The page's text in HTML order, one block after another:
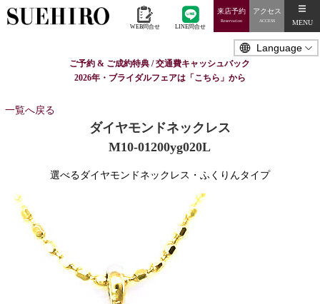
WEB問合せ LINE問合せ
来店予約
Reservation
アクセス
ACCESS MENU
ご予約 & ご成約特典 / 交通費キャッシュバック
2026年・ブライダルフェアは「こちら」から
一覧へ戻る
ダイヤモンドネックレス
M10-01200yg020L
選べるダイヤモンドネックレス・ふくりんタイプ